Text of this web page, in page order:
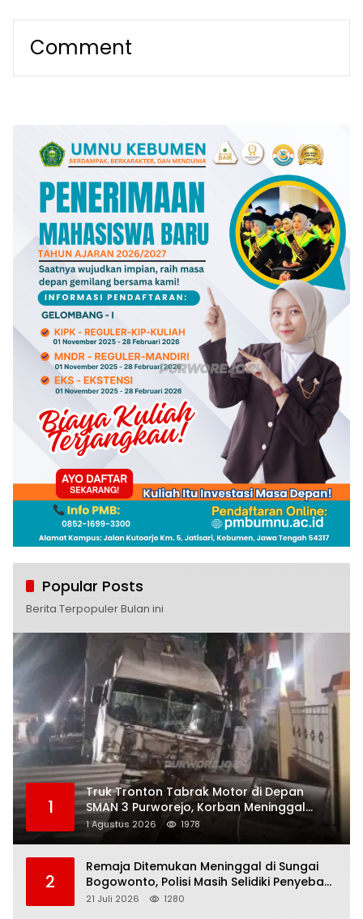
Purworejo
Budaya dan Pendidikan
Comment
Popular Posts
Berita Terpopuler Bulan ini
1
Truk Tronton Tabrak Motor di Depan
SMAN 3 Purworejo, Korban Meninggal
Dunia, Polisi Masih Selidiki Penyebab
1 Agustus 2026 1978
2
Remaja Ditemukan Meninggal di Sungai
Bogowonto, Polisi Masih Selidiki Penyebab
Kematian
21 Juli 2026 1280